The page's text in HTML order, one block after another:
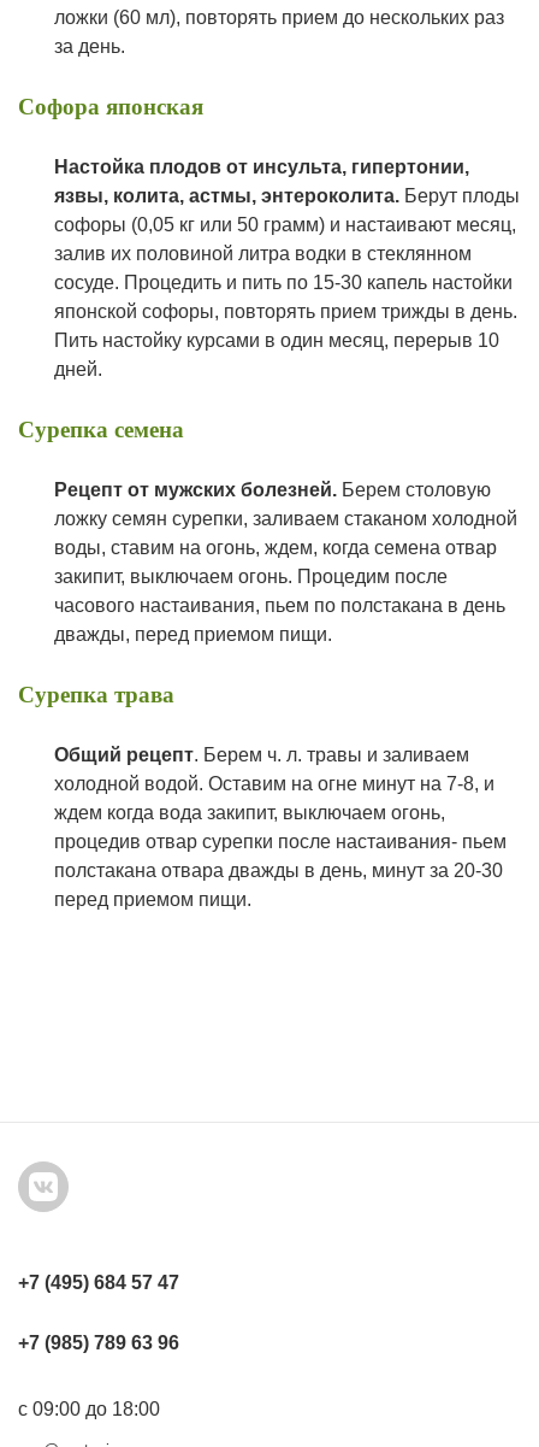
ложки (60 мл), повторять прием до нескольких раз
за день.
Софора японская
Настойка плодов от инсульта, гипертонии,
язвы, колита, астмы, энтероколита. Берут плоды
софоры (0,05 кг или 50 грамм) и настаивают месяц,
залив их половиной литра водки в стеклянном
сосуде. Процедить и пить по 15-30 капель настойки
японской софоры, повторять прием трижды в день.
Пить настойку курсами в один месяц, перерыв 10
дней.
Сурепка семена
Рецепт от мужских болезней. Берем столовую
ложку семян сурепки, заливаем стаканом холодной
воды, ставим на огонь, ждем, когда семена отвар
закипит, выключаем огонь. Процедим после
часового настаивания, пьем по полстакана в день
дважды, перед приемом пищи.
Сурепка трава
Общий рецепт. Берем ч. л. травы и заливаем
холодной водой. Оставим на огне минут на 7-8, и
ждем когда вода закипит, выключаем огонь,
процедив отвар сурепки после настаивания- пьем
полстакана отвара дважды в день, минут за 20-30
перед приемом пищи.
+7 (495) 684 57 47
+7 (985) 789 63 96
с 09:00 до 18:00